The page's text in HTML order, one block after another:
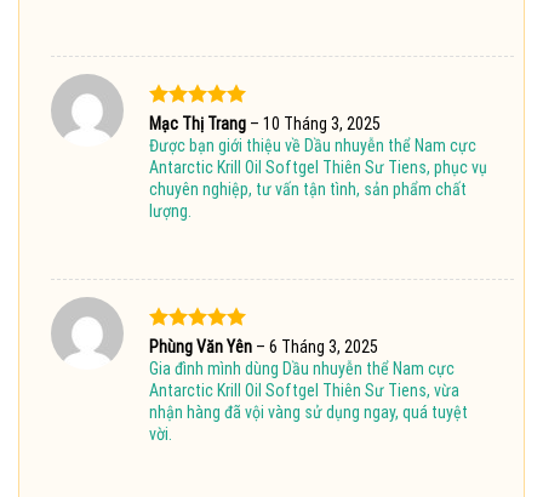
Được xếp
hạng55
sao
Mạc Thị Trang – 10 Tháng 3, 2025
Được bạn giới thiệu về Dầu nhuyễn thể Nam cực
Antarctic Krill Oil Softgel Thiên Sư Tiens, phục vụ
chuyên nghiệp, tư vấn tận tình, sản phẩm chất
lượng.
Được xếp
hạng5 5
sao
Phùng Văn Yên – 6 Tháng 3, 2025
Gia đình mình dùng Dầu nhuyễn thể Nam cực
Antarctic Krill Oil Softgel Thiên Sư Tiens, vừa
nhận hàng đã vội vàng sử dụng ngay, quá tuyệt
vời.